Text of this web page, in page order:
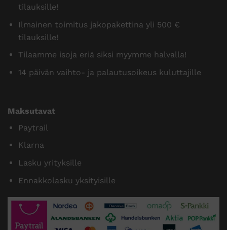
tilauksille!
Ilmainen toimitus jakopakettina yli 500 €
tilauksille!
Tilaamme isoja eriä siksi myymme halvalla!
14 päivän vaihto- ja palautusoikeus kuluttajille
Maksutavat
Paytrail
Klarna
Lasku yrityksille
Ennakkolasku yksityisille